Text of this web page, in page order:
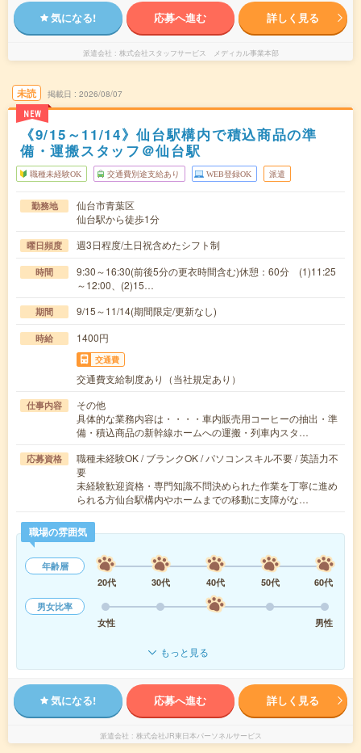
気になる! 応募へ進む 詳しく見る
派遣会社 株式会社スタッフサービス メディカル事業本部
未読
NEW
掲載日 2026/08/07
《9/15～11/14》仙台駅構内で積込商品の準
備・運搬スタッフ＠仙台駅
職種未経験OK 交通費別途支給あり WEB登録OK 派遣
勤務地
仙台市青葉区
仙台駅から徒歩1分
曜日頻度 週3日程度/土日祝含めたシフト制
時間
9:30～16:30(前後5分の更衣時間含む)休憩：60分 (1)11:25
～12:00、(2)15…
期間 9/15～11/14(期間限定/更新なし)
時給 1400円
交通費
交通費支給制度あり（当社規定あり）
仕事内容
その他
具体的な業務内容は・・・・車内販売用コーヒーの抽出・準
備・積込商品の新幹線ホームへの運搬・列車内スタ…
応募資格
職種未経験OK / ブランクOK / パソコンスキル不要 / 英語力不
要
未経験歓迎資格・専門知識不問決められた作業を丁寧に進め
られる方仙台駅構内やホームまでの移動に支障がな…
職場の雰囲気
年齢層
20代
30代 40代 50代
60代
男女比率
女性
男性
もっと見る
気になる! 応募へ進む 詳しく見る
派遣会社 株式会社JR東日本パーソネルサービス